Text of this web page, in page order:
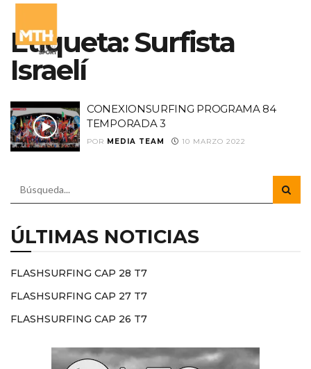
Etiqueta:Surfista
Israelí
CONEXIONSURFING PROGRAMA 84
TEMPORADA 3
POR MEDIA TEAM 10 MARZO 2022
ÚLTIMAS NOTICIAS
FLASHSURFING CAP 28 T7
FLASHSURFING CAP 27 T7
FLASHSURFING CAP 26 T7